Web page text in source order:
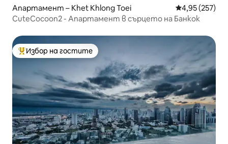
Апартамент – Khet Khlong Toei Средна
4,95 (257)
CuteCocoon2 - Апартамент в сърцето на Банкок
Най-популярен избор на гостите
Избор на гостите